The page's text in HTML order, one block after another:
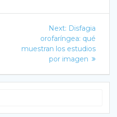
Next: Next
post:
Disfagia
orofaríngea: qué
muestran los estudios
por imagen